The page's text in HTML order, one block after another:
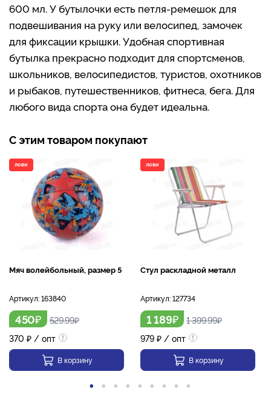
600 мл. У бутылочки есть петля-ремешок для
подвешивания на руку или велосипед, замочек
для фиксации крышки. Удобная спортивная
бутылка прекрасно подходит для спортсменов,
школьников, велосипедистов, туристов, охотников
и рыбаков, путешественников, фитнеса, бега. Для
любого вида спорта она будет идеальна.
С этим товаром покупают
ЛОВИ
Мяч волейбольный, размер 5
Артикул:163840
450₽ 529.99₽
370 ₽ / опт
В корзину
ЛОВИ
Стул раскладной металл
Артикул:127734
1 189₽ 1 399.99₽
979 ₽ / опт
В корзину